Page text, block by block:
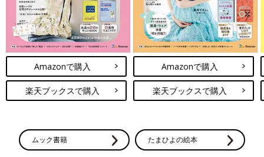
Amazonで購入
楽天ブックスで購入
Amazonで購入
楽天ブックスで購入
ムック書籍 たまひよの絵本